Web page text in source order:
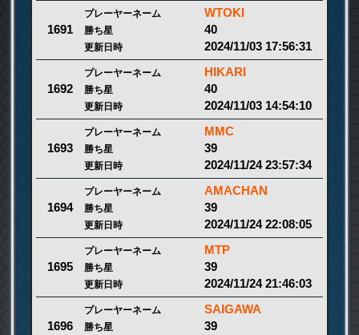
1691
プレーヤーネーム WTOKI
勝ち星 40
更新日時 2024/11/03 17:56:31
1692
プレーヤーネーム HIKARI
勝ち星 40
更新日時 2024/11/03 14:54:10
1693
プレーヤーネーム MMC
勝ち星 39
更新日時 2024/11/24 23:57:34
1694
プレーヤーネーム AMACHAN
勝ち星 39
更新日時 2024/11/24 22:08:05
1695
プレーヤーネーム MTP
勝ち星 39
更新日時 2024/11/24 21:46:03
1696
プレーヤーネーム SAIGAWA
勝ち星 39